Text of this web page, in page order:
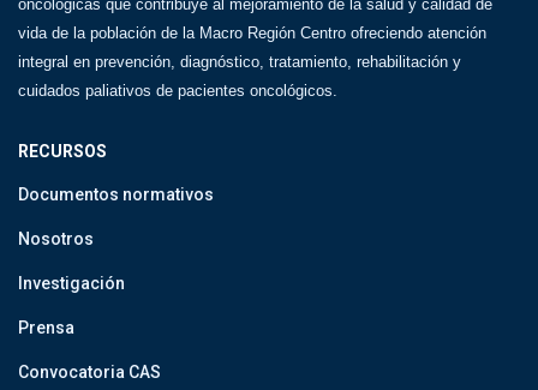
oncológicas que contribuye al mejoramiento de la salud y calidad de
vida de la población de la Macro Región Centro ofreciendo atención
integral en prevención, diagnóstico, tratamiento, rehabilitación y
cuidados paliativos de pacientes oncológicos.
RECURSOS
Documentos normativos
Nosotros
Investigación
Prensa
Convocatoria CAS